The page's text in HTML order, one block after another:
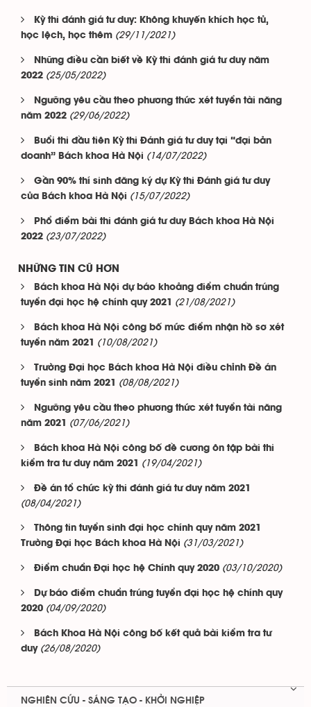
Kỳ thi đánh giá tư duy: Không khuyến khích học tủ,
học lệch, học thêm (29/11/2021)
Những điều cần biết về Kỳ thi đánh giá tư duy năm
2022 (25/05/2022)
Ngưỡng yêu cầu theo phương thức xét tuyển tài năng
năm 2022 (29/06/2022)
Buổi thi đầu tiên Kỳ thi Đánh giá tư duy tại “đại bản
doanh” Bách khoa Hà Nội (14/07/2022)
Gần 90% thí sinh đăng ký dự Kỳ thi Đánh giá tư duy
của Bách khoa Hà Nội (15/07/2022)
Phổ điểm bài thi đánh giá tư duy Bách khoa Hà Nội
2022 (23/07/2022)
NHỮNG TIN CŨ HƠN
Bách khoa Hà Nội dự báo khoảng điểm chuẩn trúng
tuyển đại học hệ chính quy 2021
(21/08/2021)
Bách khoa Hà Nội công bố mức điểm nhận hồ sơ xét
tuyển năm 2021
(10/08/2021)
Trường Đại học Bách khoa Hà Nội điều chỉnh Đề án
tuyển sinh năm 2021
(08/08/2021)
Ngưỡng yêu cầu theo phương thức xét tuyển tài năng
năm 2021
(07/06/2021)
Bách khoa Hà Nội công bố đề cương ôn tập bài thi
kiểm tra tư duy năm 2021
(19/04/2021)
Đề án tổ chức kỳ thi đánh giá tư duy năm 2021
(08/04/2021)
Thông tin tuyển sinh đại học chính quy năm 2021
Trường Đại học Bách khoa Hà Nội (31/03/2021)
Điểm chuẩn Đại học hệ Chính quy 2020 (03/10/2020)
Dự báo điểm chuẩn trúng tuyển đại học hệ chính quy
2020 (04/09/2020)
Bách Khoa Hà Nội công bố kết quả bài kiểm tra tư
duy (26/08/2020)
NGHIÊN CỨU - SÁNG TẠO - KHỞI NGHIỆP